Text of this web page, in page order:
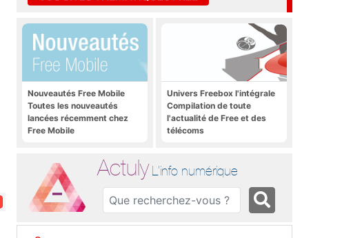
Nouveautés Free Mobile
Toutes les nouveautés
lancées récemment chez
Free Mobile
Univers Freebox l'intégrale
Compilation de toute
l'actualité de Free et des
télécoms
Actuly L'info numérique